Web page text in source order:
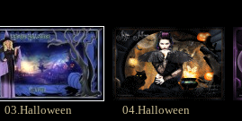
03.Halloween 04.Halloween